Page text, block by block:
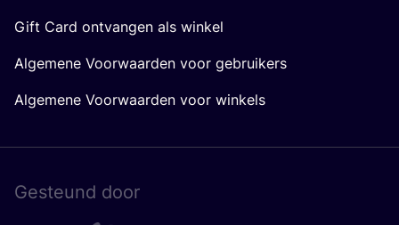
Gift Card ontvangen als winkel
Algemene Voorwaarden voor gebruikers
Algemene Voorwaarden voor winkels
Gesteund door